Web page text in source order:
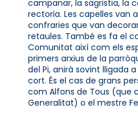
campanar, la sagristia, la
rectoria. Les capelles van
confraries que van
retaules. També es fa el
Comunitat així com els
primers arxius de la
del Pi, anirà sovint lligada
cort. És el cas de grans
com Alfons de Tous (que
Generalitat) o el mestre